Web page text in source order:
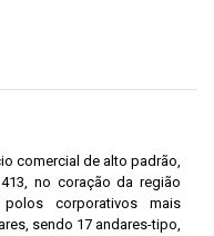
comercial de alto padrão,
no coração da região
corporativos mais
sendo 17 andares-tipo,